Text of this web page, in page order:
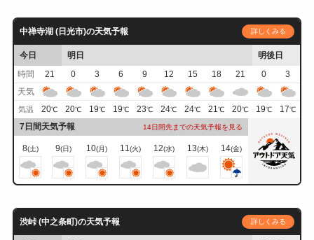
中禅寺湖 (日光市)の天気予報 詳しくみる
今日 明日
明後日
時間
21 0 3 6 9 12 15 18 21 0
3
天気
気温 20℃ 20℃ 19℃ 19℃ 23℃ 24℃ 24℃ 21℃ 20℃ 19℃ 17℃
7日間天気予報 14日間先までの天気予報を見る
8(土) 9(日) 10(月) 11(火) 12(水) 13(木) 14(金)
渋峠 (中之条町)の天気予報 詳しくみる